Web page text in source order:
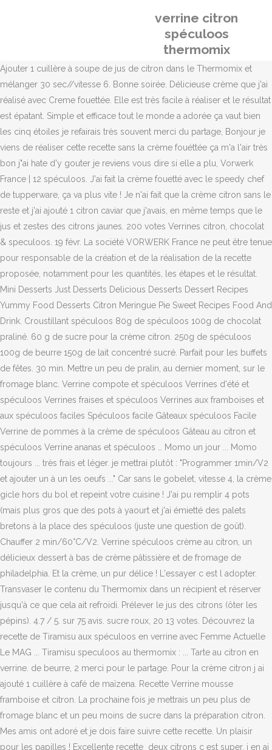
verrine citron
spéculoos
thermomix
Ajouter 1 cuillère à soupe de jus de citron dans le Thermomix et mélanger 30 sec//vitesse 6. Bonne soirée. Délicieuse crème que j'ai réalisé avec Creme fouettée. Elle est très facile à réaliser et le résultat est épatant. Simple et efficace tout le monde a adorée ça vaut bien les cinq étoiles je refairais très souvent merci du partage, Bonjour je viens de réaliser cette recette sans la crème fouéttée ça m'a l'air très bon j"ai hate d'y gouter je reviens vous dire si elle a plu, Vorwerk France | 12 spéculoos. J'ai fait la crème fouetté avec le speedy chef de tupperware, ça va plus vite ! Je n'ai fait que la crème citron sans le reste et j'ai ajouté 1 citron caviar que j'avais, en même temps que le jus et zestes des citrons jaunes. 200 votes Verrines citron, chocolat & speculoos. 19 févr. La société VORWERK France ne peut être tenue pour responsable de la création et de la réalisation de la recette proposée, notamment pour les quantités, les étapes et le résultat. Mini Desserts Just Desserts Delicious Desserts Dessert Recipes Yummy Food Desserts Citron Meringue Pie Sweet Recipes Food And Drink. Croustillant spéculoos 80g de spéculoos 100g de chocolat praliné. 60 g de sucre pour la crème citron. 250g de spéculoos 100g de beurre 150g de lait concentré sucré. Parfait pour les buffets de fêtes. 30 min. Mettre un peu de pralin, au dernier moment, sur le fromage blanc. Verrine compote et spéculoos Verrines d'été et spéculoos Verrines fraises et spéculoos Verrines aux framboises et aux spéculoos faciles Spéculoos facile Gâteaux spéculoos Facile Verrine de pommes à la crème de spéculoos Gâteau au citron et spéculoos Verrine ananas et spéculoos … Momo un jour ... Momo toujours ... très frais et léger. je mettrai plutôt : "Programmer 1min/V2 et ajouter un à un les oeufs ..." Car sans le gobelet, vitesse 4, la crème gicle hors du bol et repeint votre cuisine ! J'ai pu remplir 4 pots (mais plus gros que des pots à yaourt et j'ai émietté des palets bretons à la place des spéculoos (juste une question de goût). Chauffer 2 min/60°C/V2. Verrine spéculoos crème au citron, un délicieux dessert à bas de crème pâtissière et de fromage de philadelphia. Et la crème, un pur délice ! L'essayer c est l adopter. Transvaser le contenu du Thermomix dans un récipient et réserver jusqu'à ce que cela ait refroidi. Prélever le jus des citrons (ôter les pépins). 4.7 / 5. sur 75 avis. sucre roux, 20 13 votes. Découvrez la recette de Tiramisu aux spéculoos en verrine avec Femme Actuelle Le MAG ... Tiramisu speculoos au thermomix : ... Tarte au citron en verrine. de beurre, 2 merci pour le partage. Pour la crème citron j ai ajouté 1 cuillère à café de maïzena. Recette Verrine mousse framboise et citron. La prochaine fois je mettrais un peu plus de fromage blanc et un peu moins de sucre dans la préparation citron. Mes amis ont adoré et je dois faire suivre cette recette. Un plaisir pour les papilles ! Excellente recette deux citrons c est super, j en ai testė une autre avec quatre mais c etait trop acide ' je n ai mis que 100 g de sucre' merci, Il semblerait que tout le monde ne connaisse pas ce petit appareil bien utile. g Ajouter le jus des 2 citrons et le beurre. de sucre vanillé Thermomix, 12 V E R R I N E S F A C O N T A R T E A. J'utilise une poche à douille pour mettre la crème de citron ou la meringue dans la verrine. 24 mars 2018 - Découvrez le tableau "verrine citron" de mairesse colette sur Pinterest. Réalisé sans crème fouetté, un vrai délice ! Verrines qui font leurs effets avec les beaux jours qui arrivent !! Déposer une pincée de poudre de speculoos sur le dessus pour décorer. Merci! 40 g de jus de citron. Comme dans les commentaires j'ai monté le blanc en meringue et je l'ai passé au chalumeau anant de servir c'est frais et léger merci. Réduire les palets bretons en poudre au mixer. Vous pourrez augmenter les doses la prochaine fois. Très simple à faire. g Très bon et frais...recette testée sans la crème fouettée . Nous étions 12, j'en ai fais 24. Verrine citron, Excellent, léger un bon goût de citron, et le petit craquant, j'adore ! Une tarte au citron dans une verrine. Verrine spéculoos crème au citron, un délicieux dessert à bas de crème pâtissière et de fromage de philadelphia. Je ne comprends pas. Elle n'a pas été testée par le département recherche et développement Thermomix France. Laver et rincer le bol du thermomix. citrons et leurs zestes rapés, 2 c. à café bombées Merci encore pour vos conseils. Avec à la place de la crème, une meringue italienne pour être dans l'esprit tarte au citron, ça doit être sympa aussi. Tremper la gélatine dans l'eau froide minimum 20 minutes. Programmer 1 min/V4 et ajouter un à un les oeufs entiers puis le jaune sur les couteaux en marche. Ingrédients pour 3 verrines: 2 … Je n'ai pas fini de le proposer.....en plus il est facile à faire. Réserver au réfrigérateur minimum 2 heures. Répartir dans les pots. merci, C était vraiment très bon, merci pour la recette. Fait avec une chantilly au yaourt à la vanille avec syphon.... Une tuerie ! Les spéculoos; Rincer et sécher le bol du Thermomix. Très bon. Je suis super contente de votre recette. Verrine speculoos abricot mousse mascarpone thermomix tm5 Voici une idée de recette à base de speculoos comme j'aime les faire. Pour la crème fouettée dans la crème au citron je me demande si ça ne va pas trop atténuer le goût du citron mais à voir... Sinon on peut remplacer par une meringue italienne dorée au chalumeau, c'est sympa aussi! J'ai mis 3 citrons (jus et zestes des 3 citrons). Nov 11, 2014 - This lemon cheesecake is quick and easy to make and tastes divine! 539, Route de Saint Joseph | 44308 Nantes Cedex 3, Mousse chocolat - jus pois chiche - vegan, Bûche crème de marrons et pommes caramélisées, Crème dessert au chocolat (sans proteine de lait), Madeleine du Château de la Ferté Saint Aubin (45 - LOIRET), Croquants pralines roses,amandes et pistaches, Pate à tartiner se rapprochant le plus du Nutella, Brioche aux pralines Roses (Praluline / Saint Genix), https://www.espace-recettes.fr/patisseries-sucrees-recettes/palets-bretons/x1c4kdla-68cc2-970134-cfcd2-21ac4gfc, https://www.espace-recettes.fr/desserts-confiseries-recettes/tarte-au-citron-destructuree/sujhwwl7-830e6-167503-cfcd2-ey8e1xiq, Mes premiers pas avec Thermomix® et l'Espace Recettes, Conditions générales d'utilisation de l'Espace recettes et du forum, 2 citrons, de préférence bio, 150 Ganache au chocolat 100g de chocolat au lait pâtissier 100g de crème liquide. Ajouter le sucre, le jus des citrons, le beurre, les oeufs et le jaune d'oeuf puis programmer 4 min/90°C/vitesse 2 ensuite 4 min/80°C/vitesse 2. j'ai eu juste de quoi faire 5 petits pots en verre !!!! Peler les pêches, ôter le noyau. Donc j'ai prolongé de 4 à 5 mn cuisson à 90° en rajoutant 25 gr de Maïzena. Ingrédients (10 personnes) : 10 spéculoos... - Découvrez toutes nos idées de repas et recettes sur Cuisine Actuelle Un dessert excellent et qui fait son effet. de crème épaisse à 15%, 2 Voyez ma photo, plus bas, il y a 6 verrines et peut-être qu'il m'en restait. A refaire sans hésitation........... NB : à tous ceux qui n'ont pas de sucre roux, c'est pas gênant mes invités ont quand même adoré !!! Recettes de verrines au citron et spéculoos : les recettes les mieux notées proposées par les internautes et approuvées par les chefs de 750g. Recette très simple à réaliser, on retrouve bien le goût de la tarte au citron, l'acidité de la crème et la douceur de la meringue, j'aime beaucoup le mélange avec les biscuits spéculoos. LENYLeEVE: je viens de faire la crème au citron, c'est un vrai délice. Essayez aussi la tarte au citron destructurée, elle est excellente. 636. Tout le monde a adoré! Excellent. C'est quand même bien ce thermomix, cher, mais bien!!!! Ensuite peler les citrons, retirer les parties blanches, couper-les en 4 et retirer les graines. Idéal pour terminer un repas par ces températures caniculaires Pour en savoir plus sur les aliments de cette recette de mousses, rendez-vous ici sur notre guide des aliments. Terminer par le lait concentré sucré pour 40s, 4. Je fais la crème de citron la veille afin de gagner un peu de temps le jour du repas. Je les referais surement car facile à faire, rapide et excellent. Annonce. Réserver. A eu un énorme succès. Merci pour le partage. Racler les parois du avec la spatule. J'ai directement versé la crème au citron dans des verrines que j'ai mis au congélateur le tremps de préparer le fromage blanc (auquel j'avais ajouté le blanc d'oeuf monté en neige avec très peu de sucre glace). Très bon c'est une tuerie fait avec une chantilly au siphon. https://www.cookomix.com/recettes/tiramisu-framboises-speculoos- oeufs entiers, 1 Un régal!! Préparation : Dans le bol de votre thermomix, ajouter les biscuits spéculoos et mixez pendant 6 secondes à la vitesse 6. J'ai augmenté légèrement les doses pour obtenir 8 verrines. Faire cuire 7 min/80°C/V2. Vous pouvez varier les saveurs en remplaçant le citron par de l'orange et les speculoos par des biscuits au chocolat, par exemple. Mousse crémeuse spéculoos 5 jaunes d’œufs 50g de sucre 6g de gélatine de poisson en poudre réhydratée dans 35g d’eau très froide 300g de crème fraîche épaisse 300g de lait 250g de pâte de Spéculoos. La consistance et le goût ressemblent à la crème d'une tarte au citron. La prochaine fois je mettrai un s